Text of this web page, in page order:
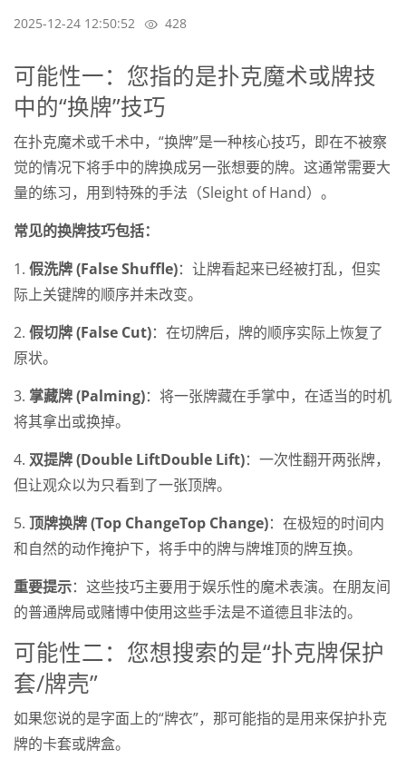
2025-12-24 12:50:52 428
可能性一：您指的是扑克魔术或牌技
中的“换牌”技巧
在扑克魔术或千术中，“换牌”是一种核心技巧，即在不被察
觉的情况下将手中的牌换成另一张想要的牌。这通常需要大
量的练习，用到特殊的手法（Sleight of Hand）。
常见的换牌技巧包括：
1. 假洗牌 (False Shuffle)：让牌看起来已经被打乱，但实
际上关键牌的顺序并未改变。
2. 假切牌 (False Cut)：在切牌后，牌的顺序实际上恢复了
原状。
3. 掌藏牌 (Palming)：将一张牌藏在手掌中，在适当的时机
将其拿出或换掉。
4. 双提牌 (Double LiftDouble Lift)：一次性翻开两张牌，
但让观众以为只看到了一张顶牌。
5. 顶牌换牌 (Top ChangeTop Change)：在极短的时间内
和自然的动作掩护下，将手中的牌与牌堆顶的牌互换。
重要提示：这些技巧主要用于娱乐性的魔术表演。在朋友间
的普通牌局或赌博中使用这些手法是不道德且非法的。
可能性二：您想搜索的是“扑克牌保护
套/牌壳”
如果您说的是字面上的“牌衣”，那可能指的是用来保护扑克
牌的卡套或牌盒。